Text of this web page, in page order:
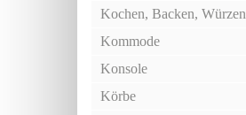
Kochen, Backen, Würzen
Kommode
Konsole
Körbe